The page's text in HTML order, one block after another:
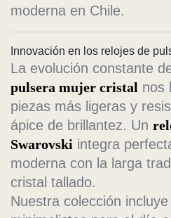
moderna en Chile.
Innovación en los relojes de
La evolución constante
pulsera mujer cristal nos
piezas más ligeras y
ápice de brillantez. Un
Swarovski integra
moderna con la larga
cristal tallado.
Nuestra colección